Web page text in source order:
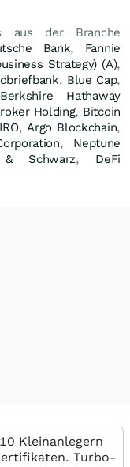
aus der Branche
Bank, Fannie
Strategy) (A),
, Blue Cap,
Berkshire Hathaway
Holding, Bitcoin
,Argo Blockchain,
, Neptune
Schwarz, DeFi
Kleinanlegern
Turbo-